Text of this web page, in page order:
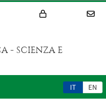
- SCIENZA E
IT EN